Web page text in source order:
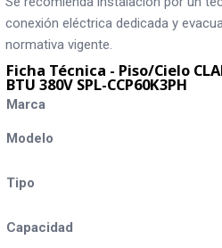
conexión eléctrica dedicada y
normativa vigente.
Ficha Técnica - Piso/Cielo
BTU 380V SPL-CCP60K3PH
Marca
Modelo
Tipo
Capacidad